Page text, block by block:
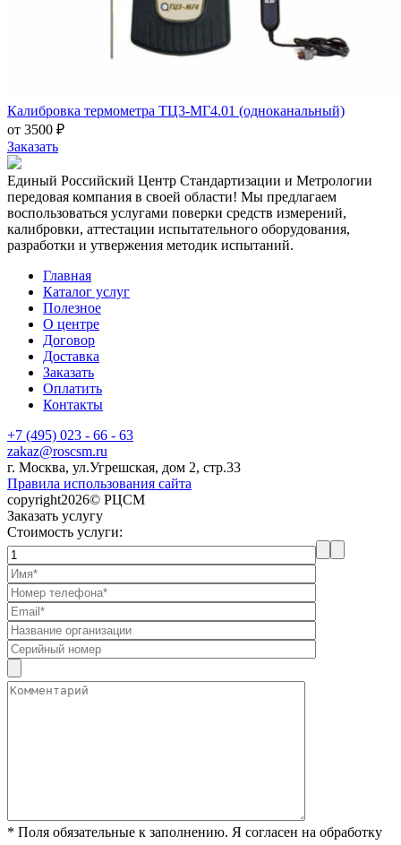
Калибровка термометра ТЦ3-МГ4.01 (одноканальный)
от 3500 ₽
Заказать
Единый Российский Центр Стандартизации и Метрологии
передовая компания в своей области! Мы предлагаем
воспользоваться услугами поверки средств измерений,
калибровки, аттестации испытательного оборудования,
разработки и утвержения методик испытаний.
Главная
Каталог услуг
Полезное
О центре
Договор
Доставка
Заказать
Оплатить
Контакты
+7 (495) 023 - 66 - 63
zakaz@roscsm.ru
г. Москва, ул.Угрешская, дом 2, стр.33
Правила использования сайта
copyright2026© РЦСМ
Заказать услугу
Стоимость услуги:
* Поля обязательные к заполнению. Я согласен на обработку